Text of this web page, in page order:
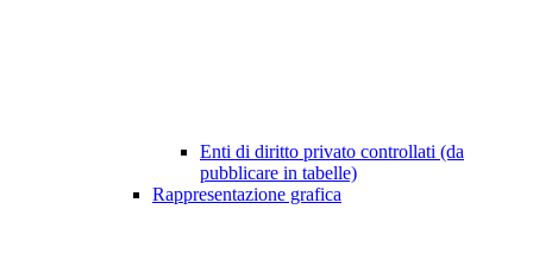
Enti di diritto privato controllati (da
pubblicare in tabelle)
Rappresentazione grafica